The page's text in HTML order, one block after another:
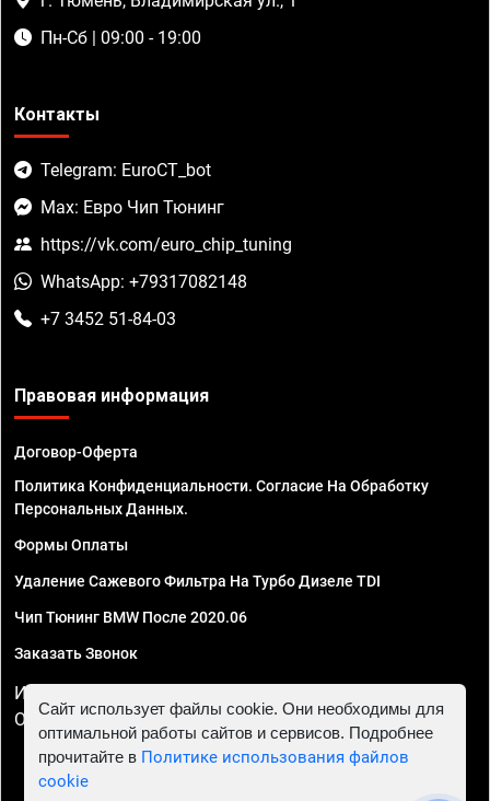
Пн-Сб | 09:00 - 19:00
Контакты
Telegram: EuroCT_bot
Max: Евро Чип Тюнинг
https://vk.com/euro_chip_tuning
WhatsApp: +79317082148
+7 3452 51-84-03
Правовая информация
Договор-Оферта
Политика Конфиденциальности. Согласие На Обработку
Персональных Данных.
Формы Оплаты
Удаление Сажевого Фильтра На Турбо Дизеле TDI
Чип Тюнинг BMW После 2020.06
Заказать Звонок
ИП Смирнов Георгий Павлович. ИНН 781302555843,
ОГРНИП 324470400032610
Сайт использует файлы cookie. Они необходимы для
оптимальной работы сайтов и сервисов. Подробнее
прочитайте в Политике использования файлов
cookie